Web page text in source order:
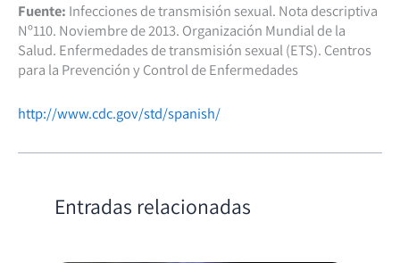
Fuente: Infecciones de transmisión sexual. Nota descriptiva
Nº110. Noviembre de 2013. Organización Mundial de la
Salud. Enfermedades de transmisión sexual (ETS). Centros
para la Prevención y Control de Enfermedades
http://www.cdc.gov/std/spanish/
Entradas relacionadas